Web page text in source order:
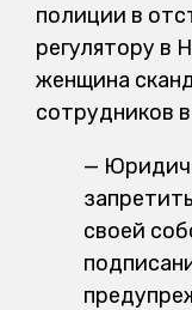
полиции в
регулятору в
женщина
сотрудников
—
своей